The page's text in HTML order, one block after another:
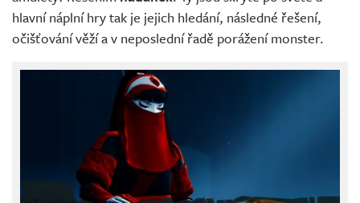
hlavní náplní hry tak je jejich hledání, následné řešení,
očišťování věží a v neposlední řadě porážení monster.